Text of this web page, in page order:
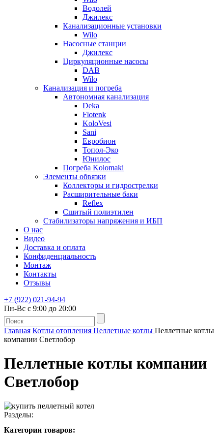
Водолей
Джилекс
Канализационные установки
Wilo
Насосные станции
Джилекс
Циркуляционные насосы
DAB
Wilo
Канализация и погреба
Автономная канализация
Deka
Flotenk
KoloVesi
Sani
Евробион
Топол-Эко
Юнилос
Погреба Kolomaki
Элементы обвязки
Коллекторы и гидрострелки
Расширительные баки
Reflex
Сшитый полиэтилен
Стабилизаторы напряжения и ИБП
О нас
Видео
Доставка и оплата
Конфиденциальность
Монтаж
Контакты
Отзывы
+7 (922) 021-94-94
Пн-Вс с 9:00 до 20:00
Главная Котлы отопления Пеллетные котлы Пеллетные котлы
компании Светлобор
Пеллетные котлы компании
Светлобор
Разделы:
Категории товаров: